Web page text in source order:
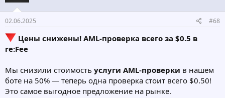
02.06.2025 #68
Цены снижены! AML-проверка всего за $0.5 в
re:Fee
Мы снизили стоимость услуги AML-проверки в нашем
боте на 50% — теперь одна проверка стоит всего $0.50!
Это самое выгодное предложение на рынке.